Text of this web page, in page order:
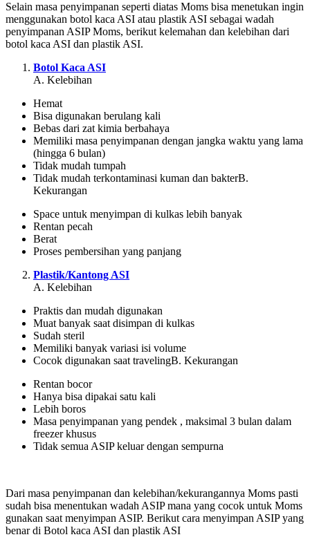
Selain masa penyimpanan seperti diatas Moms bisa menetukan ingin
menggunakan botol kaca ASI atau plastik ASI sebagai wadah
penyimpanan ASIP Moms, berikut kelemahan dan kelebihan dari
botol kaca ASI dan plastik ASI.
Botol Kaca ASI
A. Kelebihan
Hemat
Bisa digunakan berulang kali
Bebas dari zat kimia berbahaya
Memiliki masa penyimpanan dengan jangka waktu yang lama
(hingga 6 bulan)
Tidak mudah tumpah
Tidak mudah terkontaminasi kuman dan bakterB.
Kekurangan
Space untuk menyimpan di kulkas lebih banyak
Rentan pecah
Berat
Proses pembersihan yang panjang
Plastik/Kantong ASI
A. Kelebihan
Praktis dan mudah digunakan
Muat banyak saat disimpan di kulkas
Sudah steril
Memiliki banyak variasi isi volume
Cocok digunakan saat travelingB. Kekurangan
Rentan bocor
Hanya bisa dipakai satu kali
Lebih boros
Masa penyimpanan yang pendek , maksimal 3 bulan dalam
freezer khusus
Tidak semua ASIP keluar dengan sempurna
Dari masa penyimpanan dan kelebihan/kekurangannya Moms pasti
sudah bisa menentukan wadah ASIP mana yang cocok untuk Moms
gunakan saat menyimpan ASIP. Berikut cara menyimpan ASIP yang
benar di Botol kaca ASI dan plastik ASI